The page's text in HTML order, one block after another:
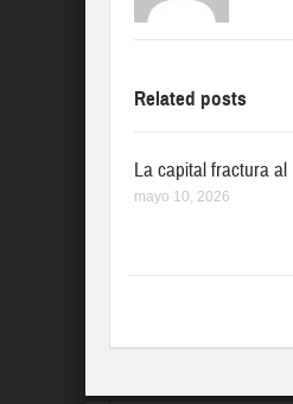
Related posts
La capital fractura al
mayo 10, 2026